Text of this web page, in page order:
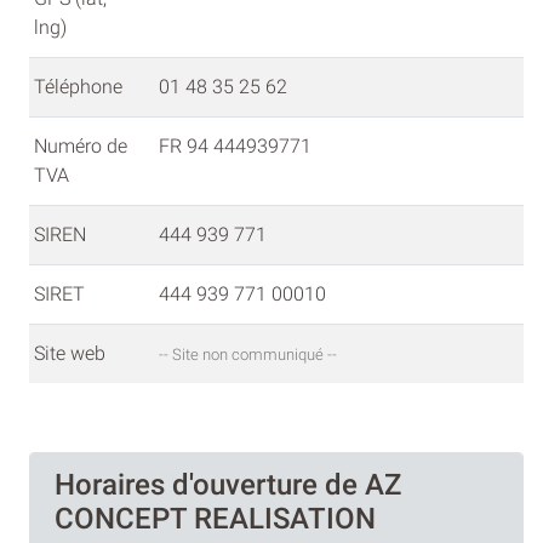
lng)
Téléphone 01 48 35 25 62
Numéro de
TVA
FR 94 444939771
SIREN 444 939 771
SIRET 444 939 771 00010
Site web -- Site non communiqué --
Horaires d'ouverture de AZ
CONCEPT REALISATION